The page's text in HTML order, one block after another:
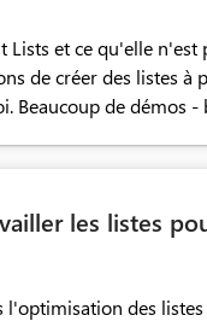
et ce qu'elle
de créer des listes
Beaucoup de démos -
les listes
des